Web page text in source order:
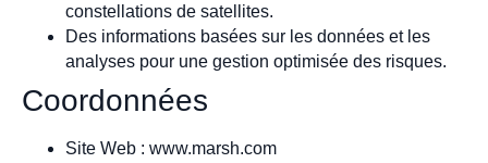
constellations de satellites.
Des informations basées sur les données et les
analyses pour une gestion optimisée des risques.
Coordonnées
Site Web : www.marsh.com